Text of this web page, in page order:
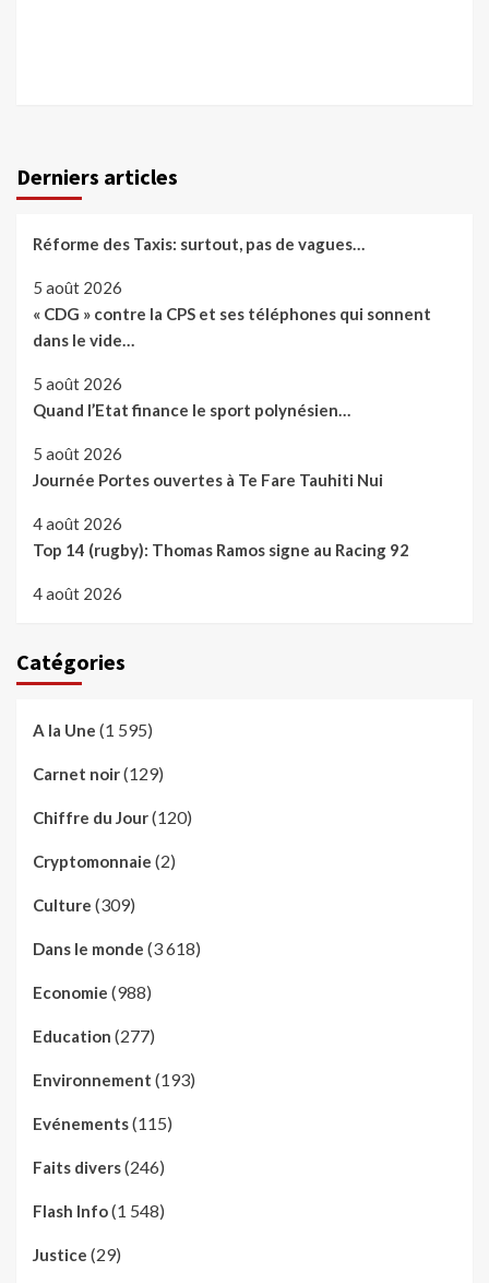
Derniers articles
Réforme des Taxis: surtout, pas de vagues…
5 août 2026
« CDG » contre la CPS et ses téléphones qui sonnent
dans le vide…
5 août 2026
Quand l’Etat finance le sport polynésien…
5 août 2026
Journée Portes ouvertes à Te Fare Tauhiti Nui
4 août 2026
Top 14 (rugby): Thomas Ramos signe au Racing 92
4 août 2026
Catégories
A la Une (1 595)
Carnet noir(129)
Chiffre du Jour(120)
Cryptomonnaie (2)
Culture (309)
Dans le monde (3 618)
Economie (988)
Education (277)
Environnement (193)
Evénements(115)
Faits divers(246)
Flash Info(1 548)
Justice (29)